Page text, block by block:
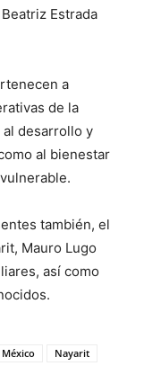
Estrada
a
de la
desarrollo y
al bienestar
también, el
Mauro Lugo
así como
México
Nayarit